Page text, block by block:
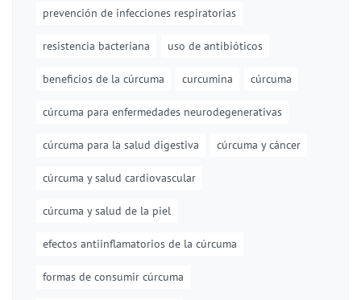
prevención de infecciones respiratorias
resistencia bacteriana uso de antibióticos
beneficios de la cúrcuma curcumina cúrcuma
cúrcuma para enfermedades neurodegenerativas
cúrcuma para la salud digestiva cúrcuma y cáncer
cúrcuma y salud cardiovascular
cúrcuma y salud de la piel
efectos antiinflamatorios de la cúrcuma
formas de consumir cúrcuma